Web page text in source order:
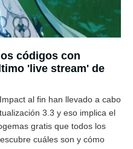
códigos con
'live stream' de
al fin han llevado a cabo
3.3 y eso implica el
gratis que todos los
cuáles son y cómo